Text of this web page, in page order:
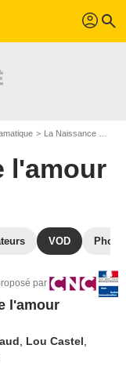
profil search
La Naissance de l'amour
l'amour
VOD
par
l'amour
Lou Castel